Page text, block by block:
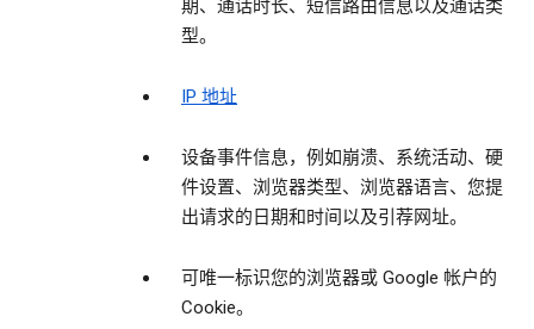
期、通话时长、短信路由信息以及通话类
型。
IP 地址
设备事件信息，例如崩溃、系统活动、硬
件设置、浏览器类型、浏览器语言、您提
出请求的日期和时间以及引荐网址。
可唯一标识您的浏览器或 Google 帐户的
Cookie。